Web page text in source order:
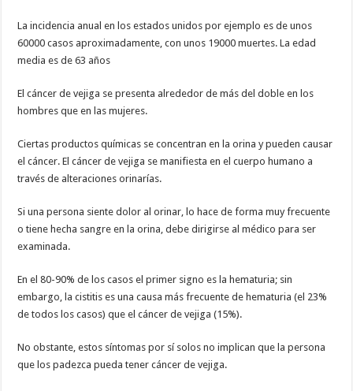
La incidencia anual en los estados unidos por ejemplo es de unos
60000 casos aproximadamente, con unos 19000 muertes. La edad
media es de 63 años
El cáncer de vejiga se presenta alrededor de más del doble en los
hombres que en las mujeres.
Ciertas productos químicas se concentran en la orina y pueden causar
el cáncer. El cáncer de vejiga se manifiesta en el cuerpo humano a
través de alteraciones orinarías.
Si una persona siente dolor al orinar, lo hace de forma muy frecuente
o tiene hecha sangre en la orina, debe dirigirse al médico para ser
examinada.
En el 80-90% de los casos el primer signo es la hematuria; sin
embargo, la cistitis es una causa más frecuente de hematuria (el 23%
de todos los casos) que el cáncer de vejiga (15%).
No obstante, estos síntomas por sí solos no implican que la persona
que los padezca pueda tener cáncer de vejiga.